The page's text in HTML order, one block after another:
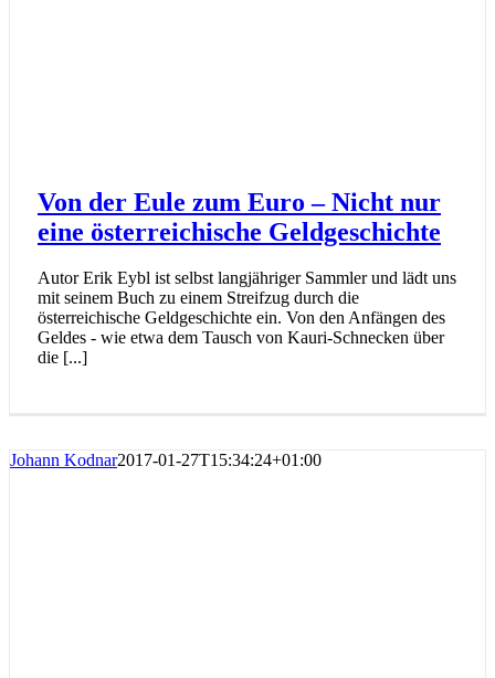
Von der Eule zum Euro – Nicht nur
eine österreichische Geldgeschichte
Autor Erik Eybl ist selbst langjähriger Sammler und lädt uns
mit seinem Buch zu einem Streifzug durch die
österreichische Geldgeschichte ein. Von den Anfängen des
Geldes - wie etwa dem Tausch von Kauri-Schnecken über
die [...]
Johann Kodnar2017-01-27T15:34:24+01:00